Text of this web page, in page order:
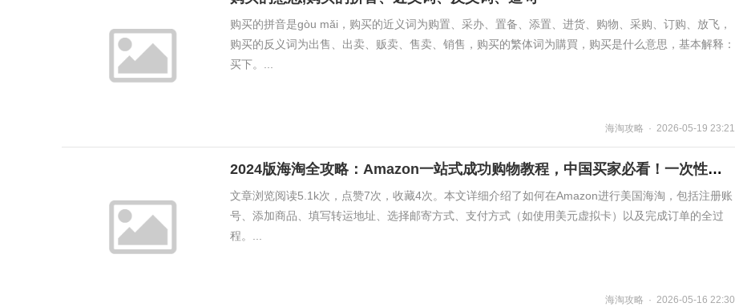
购买的拼音是gòu mǎi，购买的近义词为购置、采办、置备、添置、进货、购物、采购、订购、放飞，
购买的反义词为出售、出卖、贩卖、售卖、销售，购买的繁体词为購買，购买是什么意思，基本解释：
买下。...
海淘攻略 · 2026-05-19 23:21
2024版海淘全攻略：Amazon一站式成功购物教程，中国买家必看！一次性教你成功下单！
文章浏览阅读5.1k次，点赞7次，收藏4次。本文详细介绍了如何在Amazon进行美国海淘，包括注册账
号、添加商品、填写转运地址、选择邮寄方式、支付方式（如使用美元虚拟卡）以及完成订单的全过
程。...
海淘攻略 · 2026-05-16 22:30